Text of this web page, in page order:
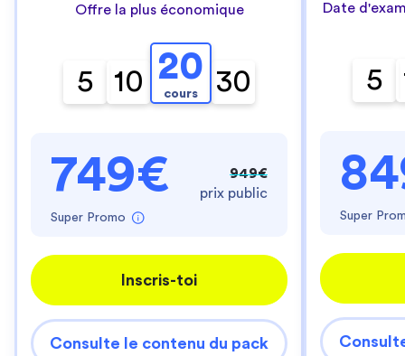
Offre la plus économique
5 10 20
cours 30
749€
Super Promo
949€
prix public
Inscris-toi
Consulte le contenu du pack
Date
5
Super